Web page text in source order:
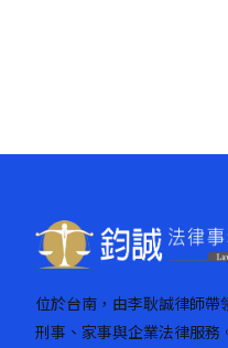
位於台南，由李耿誠律師帶
刑事、家事與企業法律服